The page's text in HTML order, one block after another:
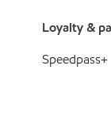
Loyalty &
Speedpass+